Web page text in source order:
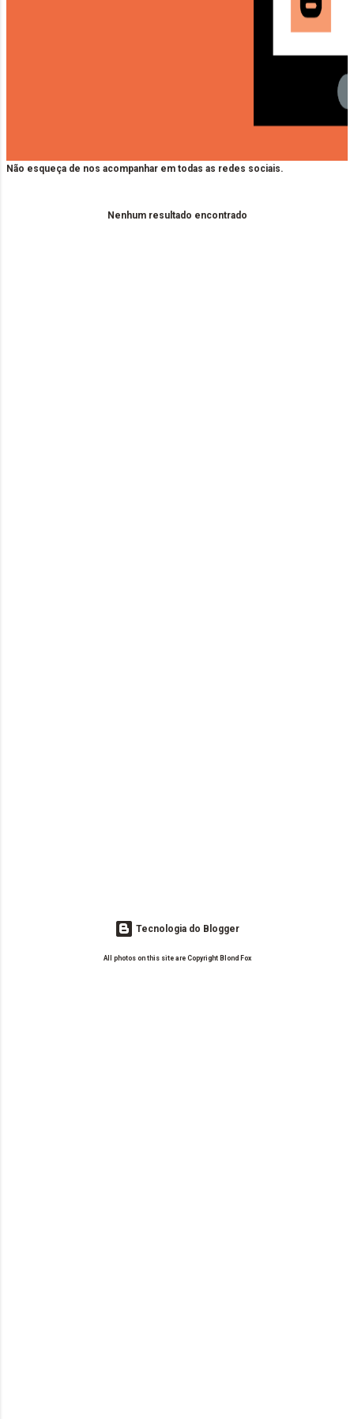
Não esqueça de nos acompanhar em todas as redes sociais.
Nenhum resultado encontrado
Tecnologia do Blogger
All photos on this site are Copyright Blond Fox